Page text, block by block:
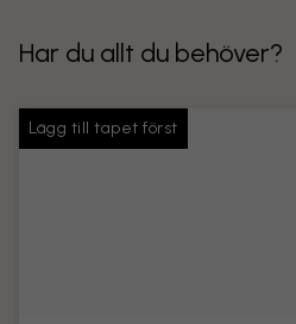
Har du allt du behöver?
Lägg till tapet först